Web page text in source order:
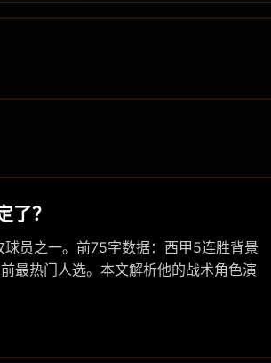
了？
员之一。前75字数据：西甲5连胜背景
最热门人选。本文解析他的战术角色演